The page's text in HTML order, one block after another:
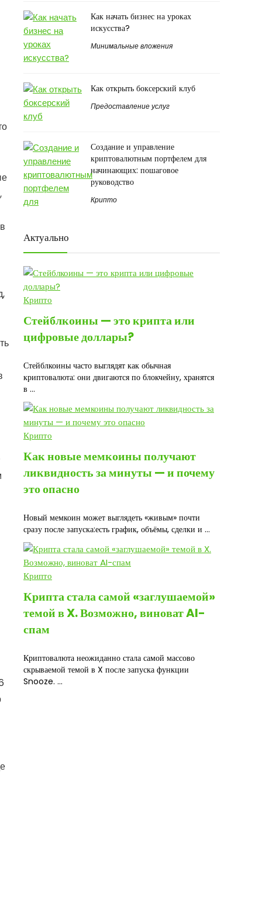
Как начать бизнес на уроках
искусства?
Минимальные вложения
Как открыть боксерский клуб
Предоставление услуг
Создание и управление
криптовалютным портфелем для
начинающих: пошаговое
руководство
Крипто
Актуально
Крипто
Стейблкоины — это крипта или
цифровые доллары?
Стейблкоины часто выглядят как обычная
криптовалюта: они двигаются по блокчейну, хранятся
в ...
Крипто
Как новые мемкоины получают
ликвидность за минуты — и почему
это опасно
Новый мемкоин может выглядеть «живым» почти
сразу после запуска:есть график, объёмы, сделки и ...
Крипто
Крипта стала самой «заглушаемой»
темой в X. Возможно, виноват AI-
спам
Криптовалюта неожиданно стала самой массово
скрываемой темой в X после запуска функции
Snooze. ...